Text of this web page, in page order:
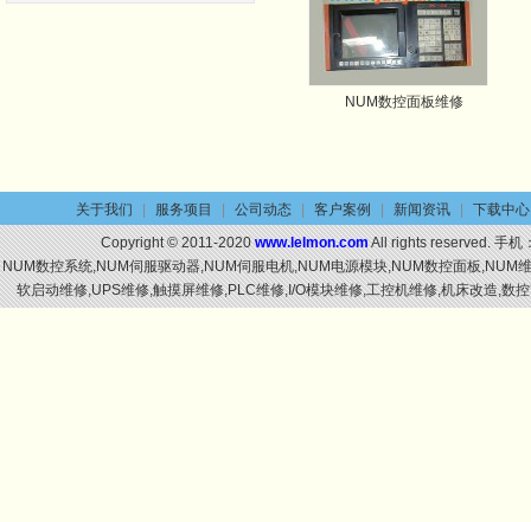
NUM数控面板维修
关于我们 服务项目 公司动态 客户案例 新闻资讯
下载中心
Copyright © 2011-2020www.lelmon.comAll rights reserved. 手机
NUM数控系统,NUM伺服驱动器,NUM伺服电机,NUM电源模块,NUM数控面板,NUM
软启动维修,UPS维修,触摸屏维修,PLC维修,I/O模块维修,工控机维修,机床改造,数